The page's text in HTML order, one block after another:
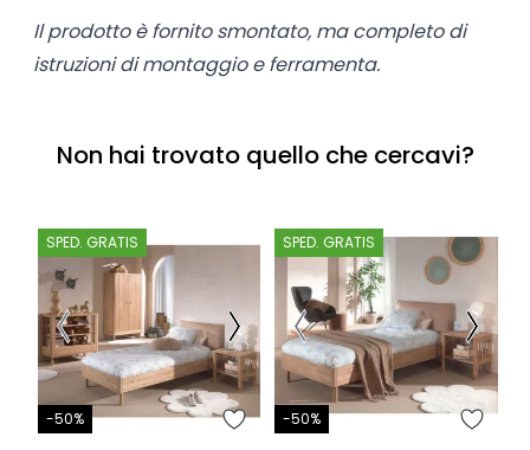
Il prodotto è fornito smontato, ma completo di
istruzioni di montaggio e ferramenta.
Non hai trovato quello che cercavi?
SPED. GRATIS
-50%
SPED. GRATIS
-50%